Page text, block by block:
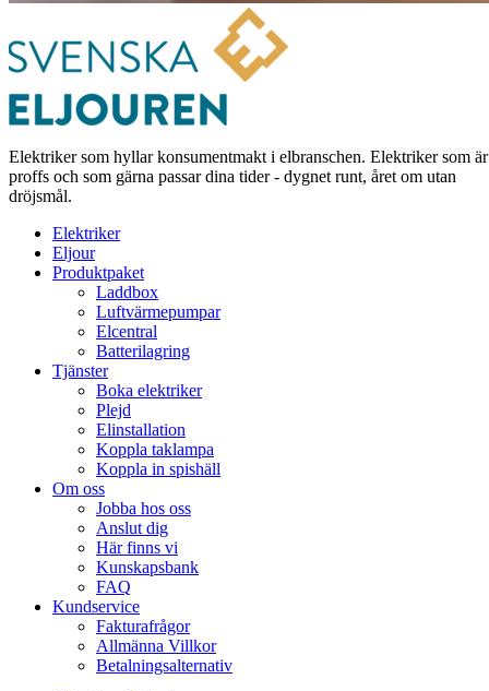
Elektriker som hyllar konsumentmakt i elbranschen. Elektriker som är
proffs och som gärna passar dina tider - dygnet runt, året om utan
dröjsmål.
Elektriker
Eljour
Produktpaket
Laddbox
Luftvärmepumpar
Elcentral
Batterilagring
Tjänster
Boka elektriker
Plejd
Elinstallation
Koppla taklampa
Koppla in spishäll
Om oss
Jobba hos oss
Anslut dig
Här finns vi
Kunskapsbank
FAQ
Kundservice
Fakturafrågor
Allmänna Villkor
Betalningsalternativ